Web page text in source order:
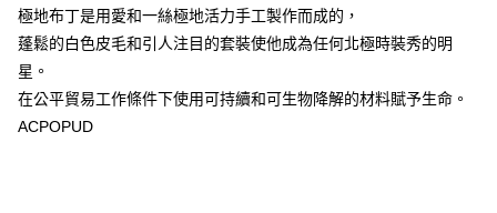
極地布丁是用愛和一絲極地活力手工製作而成的，
蓬鬆的白色皮毛和引人注目的套裝使他成為任何北極時裝秀的明
星。
在公平貿易工作條件下使用可持續和可生物降解的材料賦予生命。
ACPOPUD